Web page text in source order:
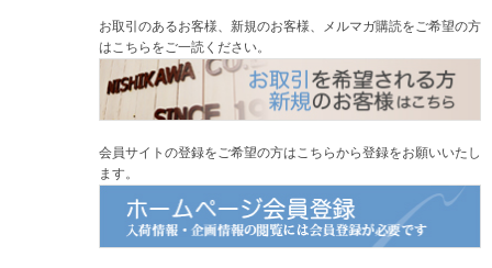
お取引のあるお客様、新規のお客様、メルマガ購読をご希望の方
はこちらをご一読ください。
会員サイトの登録をご希望の方はこちらから登録をお願いいたし
ます。